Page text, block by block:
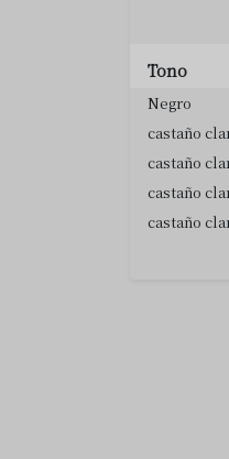
18x25cm
20x28cm
23x28cm
Tono
Negro
castaño
castaño
castaño
castaño
castaño